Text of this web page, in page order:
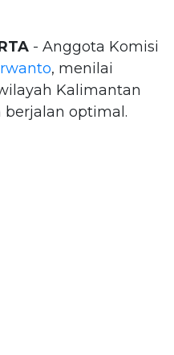
- Anggota Komisi
, menilai
Kalimantan
berjalan optimal.